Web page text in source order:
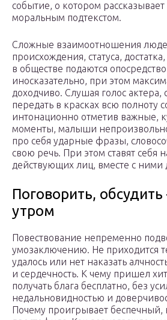
событие, о котором рассказывает
моральным подтекстом.
Сложные взаимоотношения
происхождения, статуса,
в обществе подаются
иносказательно, при этом
доходчиво. Слушая голос актера,
передать в красках всю полноту
интонационно отметив важные,
моменты, малыши
про себя ударные фразы,
свою речь. При этом ставят себя
действующих лиц, вместе с ними
Поговорить, обсудить
утром
Повествование непременно
умозаключению. Не приходится
удалось или нет наказать
и сердечность. К чему пришел
получать блага бесплатно, без
недальновидностью и
Почему проигрывает